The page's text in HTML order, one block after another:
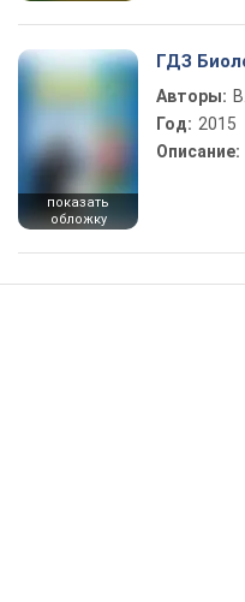
показать
обложку
ГДЗ
Авторы:
Год: 2015
Описание: